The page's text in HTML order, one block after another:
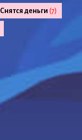
Снятся деньги (7)